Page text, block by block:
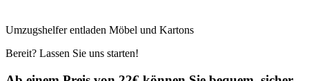
Umzugshelfer entladen Möbel und Kartons
Bereit? Lassen Sie uns starten!